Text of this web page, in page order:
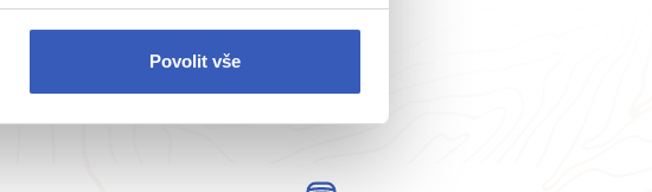
Povolit vše